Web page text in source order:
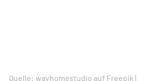
Quelle: wayhomestudio auf Freepik |